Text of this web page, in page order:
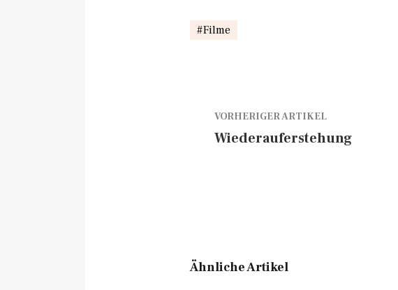
Filme
VORHERIGER ARTIKEL
Wiederauferstehung
Ähnliche Artikel